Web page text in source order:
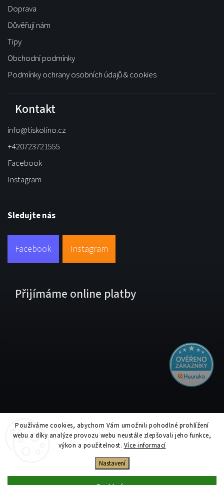
Používáme cookies, abychom Vám umožnili pohodlné prohlížení
webu a díky analýze provozu webu neustále zlepšovali jeho funkce,
výkon a použitelnost. Více informací
Nastavení
Doprava
Důvěřují nám
Tipy
Obchodní podmínky
Podmínky ochrany osobních údajů & cookies
Kontakt
info@tiskolino.cz
+420723721555
Facebook
Instagram
Sledujte nás
Facebook Instagram
Přijímáme online platby
Copyright 2026Tiskolino.cz. Všechna práva vyhrazena.
Upravit nastavení cookies
| DesignShoptak.cz